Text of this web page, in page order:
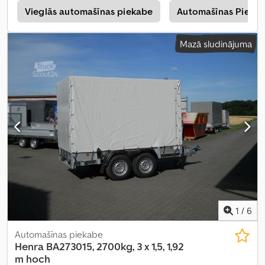
Vieglās automašīnas piekabe Automašīnas
Mazā sludinājuma
1 / 6
Automašīnas piekabe
Henra BA273015, 2700kg, 3 x 1,5, 1,92
m hoch